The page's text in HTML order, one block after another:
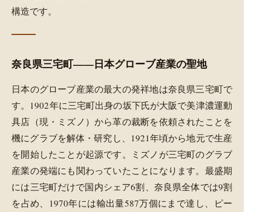
構造です。
奈良県三宅町——日本グローブ産業の聖地
日本のグローブ産業の最大の発祥地は奈良県三宅町で
す。1902年に三宅町出身の坂下氏が大阪で美津濃運動
具店（現・ミズノ）から革の裁断を依頼されたことを
機にグラブを解体・研究し、1921年頃から地元で生産
を開始したことが起源です。ミズノが三宅町のグラブ
産業の発端にも関わっていたことになります。最盛期
には三宅町だけで国内シェア6割、奈良県全体では9割
を占め、1970年には輸出量587万個にまで達し、ピー